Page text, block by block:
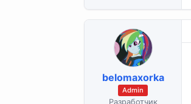
belomaxorka
Admin
Разработчик